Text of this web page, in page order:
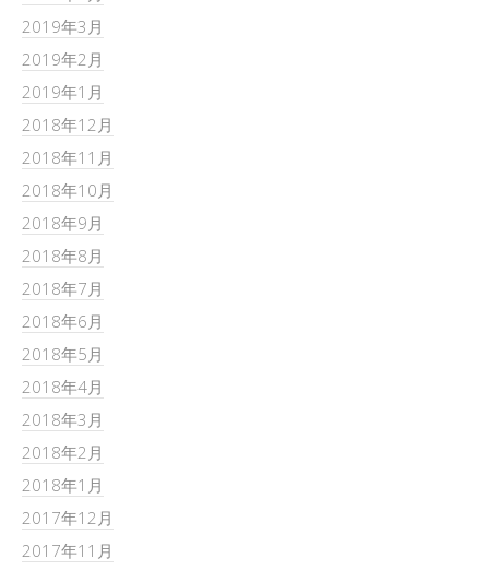
2019年3月
2019年2月
2019年1月
2018年12月
2018年11月
2018年10月
2018年9月
2018年8月
2018年7月
2018年6月
2018年5月
2018年4月
2018年3月
2018年2月
2018年1月
2017年12月
2017年11月